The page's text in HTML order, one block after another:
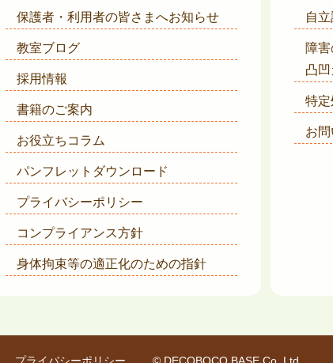
保護者・利用者の皆さまへお知らせ
教室ブログ
採用情報
書籍のご案内
お役立ちコラム
パンフレットダウンロード
プライバシーポリシー
コンプライアンス方針
身体拘束等の適正化のための指針
自
障
凸凹
特定
お